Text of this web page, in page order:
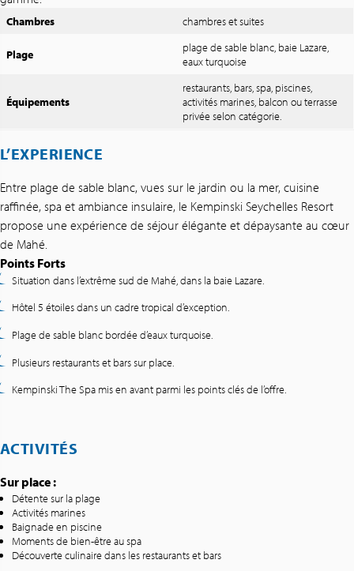
Chambres chambres et suites
Plage
plage de sable blanc, baie Lazare,
eaux turquoise
Équipements
restaurants, bars, spa, piscines,
activités marines, balcon ou terrasse
privée selon catégorie.
L’EXPERIENCE
Entre plage de sable blanc, vues sur le jardin ou la mer, cuisine
raffinée, spa et ambiance insulaire, le Kempinski Seychelles Resort
propose une expérience de séjour élégante et dépaysante au cœur
de Mahé.
Points Forts
Situation dans l’extrême sud de Mahé, dans la baie Lazare.
Hôtel 5 étoiles dans un cadre tropical d’exception.
Plage de sable blanc bordée d’eaux turquoise.
Plusieurs restaurants et bars sur place.
Kempinski The Spa mis en avant parmi les points clés de l’offre.
ACTIVITÉS
Sur place :
Détente sur la plage
Activités marines
Baignade en piscine
Moments de bien-être au spa
Découverte culinaire dans les restaurants et bars